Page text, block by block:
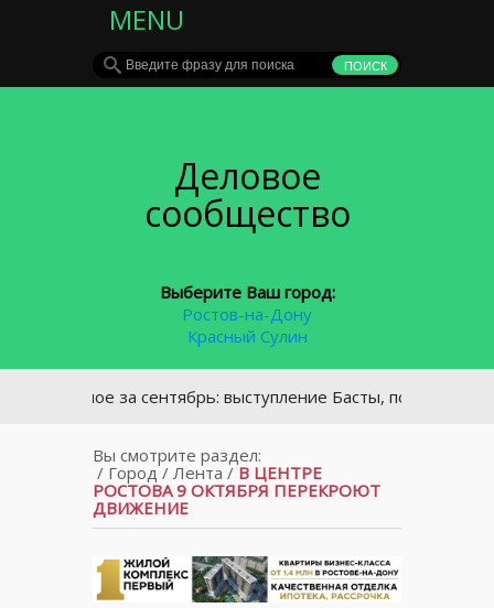
MENU
Деловое
сообщество
Выберите Ваш город:
Ростов-на-Дону
Красный Сулин
Главное за сентябрь: выступление Басты, победа
Вы смотрите раздел:
/ Город/ Лента / В ЦЕНТРЕ
РОСТОВА 9 ОКТЯБРЯ ПЕРЕКРОЮТ
ДВИЖЕНИЕ